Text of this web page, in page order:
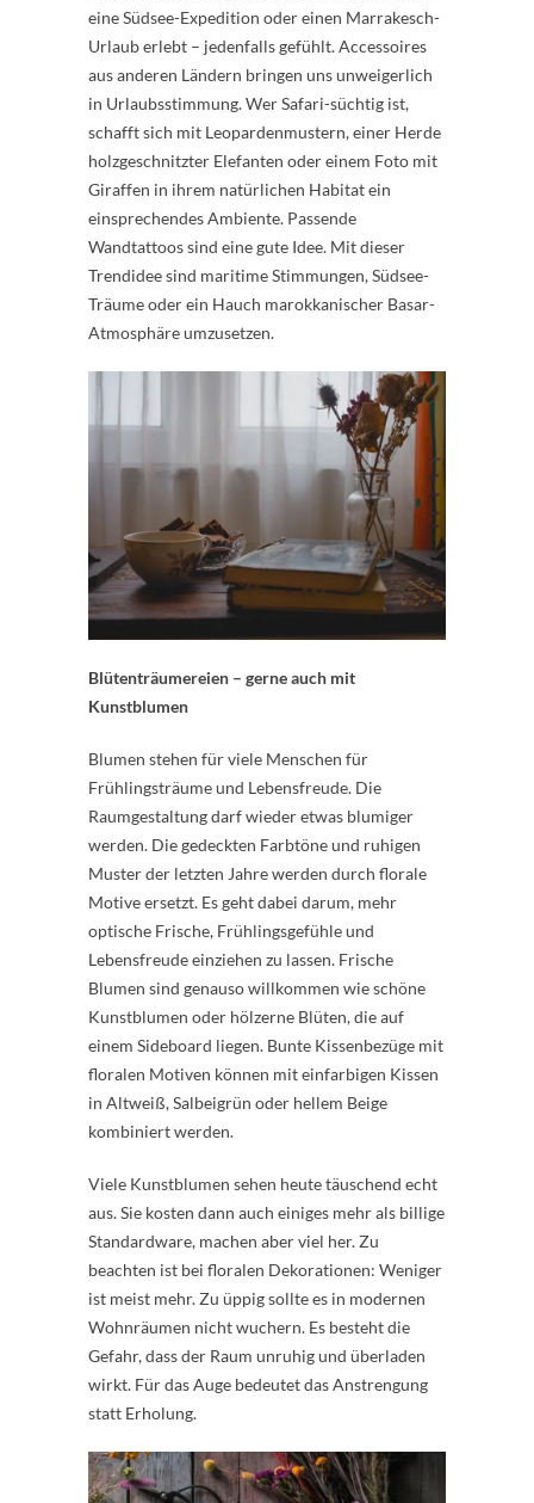
eine Südsee-Expedition oder einen Marrakesch-
Urlaub erlebt – jedenfalls gefühlt. Accessoires
aus anderen Ländern bringen uns unweigerlich
in Urlaubsstimmung. Wer Safari-süchtig ist,
schafft sich mit Leopardenmustern, einer Herde
holzgeschnitzter Elefanten oder einem Foto mit
Giraffen in ihrem natürlichen Habitat ein
einsprechendes Ambiente. Passende
Wandtattoos sind eine gute Idee. Mit dieser
Trendidee sind maritime Stimmungen, Südsee-
Träume oder ein Hauch marokkanischer Basar-
Atmosphäre umzusetzen.
Blütenträumereien – gerne auch mit
Kunstblumen
Blumen stehen für viele Menschen für
Frühlingsträume und Lebensfreude. Die
Raumgestaltung darf wieder etwas blumiger
werden. Die gedeckten Farbtöne und ruhigen
Muster der letzten Jahre werden durch florale
Motive ersetzt. Es geht dabei darum, mehr
optische Frische, Frühlingsgefühle und
Lebensfreude einziehen zu lassen. Frische
Blumen sind genauso willkommen wie schöne
Kunstblumen oder hölzerne Blüten, die auf
einem Sideboard liegen. Bunte Kissenbezüge mit
floralen Motiven können mit einfarbigen Kissen
in Altweiß, Salbeigrün oder hellem Beige
kombiniert werden.
Viele Kunstblumen sehen heute täuschend echt
aus. Sie kosten dann auch einiges mehr als billige
Standardware, machen aber viel her. Zu
beachten ist bei floralen Dekorationen: Weniger
ist meist mehr. Zu üppig sollte es in modernen
Wohnräumen nicht wuchern. Es besteht die
Gefahr, dass der Raum unruhig und überladen
wirkt. Für das Auge bedeutet das Anstrengung
statt Erholung.